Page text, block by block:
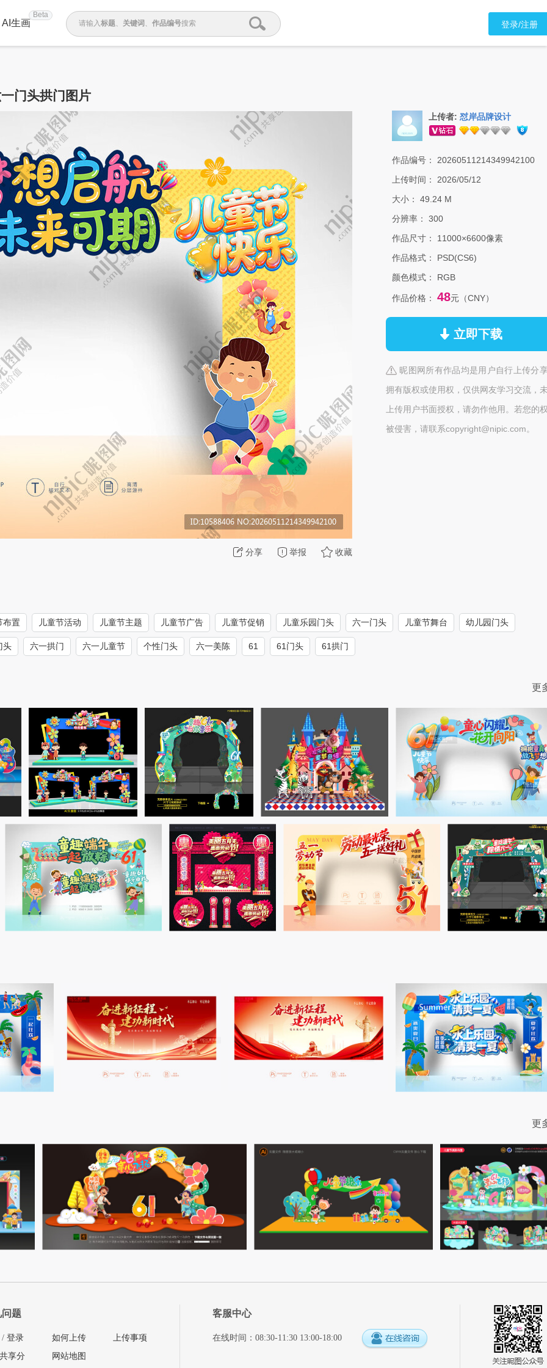
AI生画
Beta
请输入标题、 关键词 、 作品编号搜索 登录/注册
门头拱门图片
分享 举报 收藏
上传者: 怼岸品牌设计
作品编号：
20260511214349942100
上传时间：
2026/05/12
大小：
49.24 M
分辨率：
300
作品尺寸：
11000×6600像素
作品格式：
PSD(CS6)
颜色模式：
RGB
作品价格： 48元（CNY）
立即下载
昵图网所有作品均是用户自行上传分
拥有版权或使用权，仅供网友学习交流，
上传用户书面授权，请勿作他用。若您的
被侵害，请联系copyright@nipic.com。
布置 儿童节活动 儿童节主题 儿童节广告 儿童节促销 儿童乐园门头 六一门头 儿童节舞台 幼儿园门头
头 六一拱门 六一儿童节 个性门头 六一美陈 61 61门头 61拱门
更
更
题
/ 登录
享分
如何上传
网站地图
上传事项
客服中心
在线时间：08:30-11:30 13:00-18:00